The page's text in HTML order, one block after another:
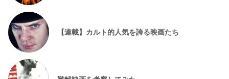
【連載】カルト的人気を誇る映画たち